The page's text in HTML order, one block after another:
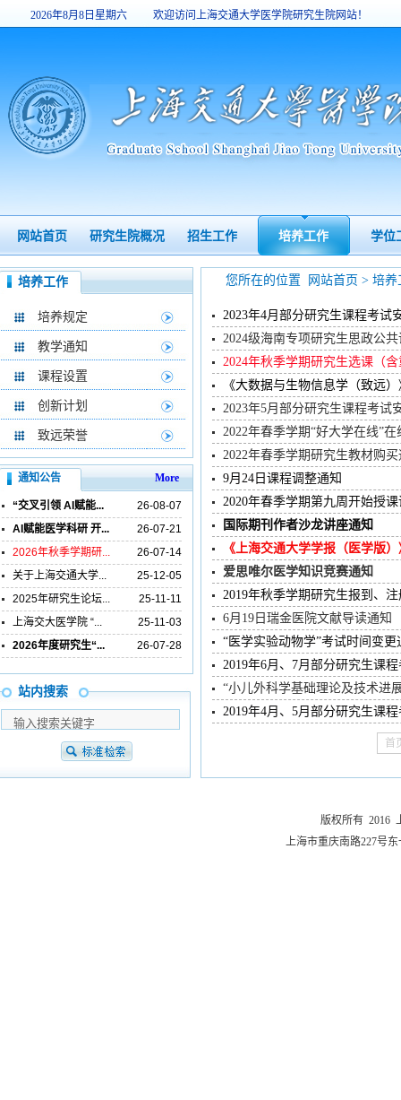
版权所有 2016
上海市重庆南路227号
网站首页 研究生院概况 招生工作 培养工作 学位
2026年8月8日星期六
10:35:56
欢迎访问上海交通大学医学院研究生院网站！
培养工作
培养规定
教学通知
课程设置
创新计划
致远荣誉
2023年4月部分研究生课程考试
2024级海南专项研究生思政公
2024年秋季学期研究生选课（
《大数据与生物信息学（致远
2023年5月部分研究生课程考试
2022年春季学期“好大学在线”
2022年春季学期研究生教材购
9月24日课程调整通知
2020年春季学期第九周开始授
国际期刊作者沙龙讲座通知
《上海交通大学学报（医学版
爱思唯尔医学知识竞赛通知
2019年秋季学期研究生报到、
6月19日瑞金医院文献导读通知
“医学实验动物学”考试时间变更
2019年6月、7月部分研究生课
“小儿外科学基础理论及技术进
2019年4月、5月部分研究生课
首
您所在的位置 网站首页 > 培养
通知公告 More
“交叉引领 AI赋能...
26-08-07
AI赋能医学科研 开...
26-07-21
2026年秋季学期研...
26-07-14
关于上海交通大学...
25-12-05
2025年研究生论坛...
25-11-11
上海交大医学院 “...
25-11-03
2026年度研究生“...
26-07-28
站内搜索